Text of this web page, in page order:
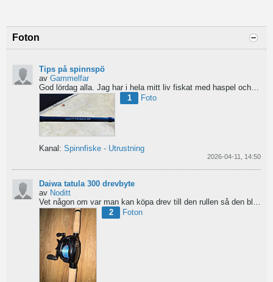
Foton
Tips på spinnspö
av Gammelfar
God lördag alla. Jag har i hela mitt liv fiskat med haspel och har för något år sedan hittat min...
1
Foto
Kanal: Spinnfiske - Utrustning
2026-04-11, 14:50
Daiwa tatula 300 drevbyte
av Noditt
Vet någon om var man kan köpa drev till den rullen så den blir lågutväxlad har en japansk 8.1 det är...
2
Foton